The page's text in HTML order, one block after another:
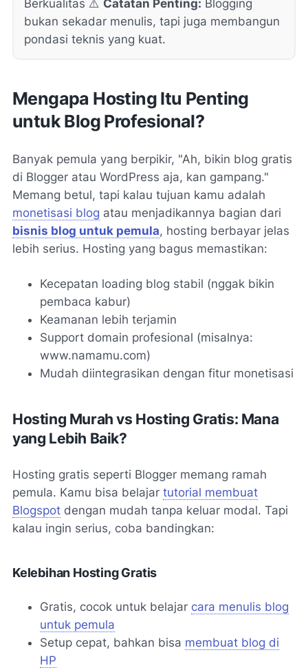
Berkualitas ⚠️ Catatan Penting: Blogging
bukan sekadar menulis, tapi juga membangun
pondasi teknis yang kuat.
Mengapa Hosting Itu Penting
untuk Blog Profesional?
Banyak pemula yang berpikir, "Ah, bikin blog gratis
di Blogger atau WordPress aja, kan gampang."
Memang betul, tapi kalau tujuan kamu adalah
monetisasi blog atau menjadikannya bagian dari
bisnis blog untuk pemula, hosting berbayar jelas
lebih serius. Hosting yang bagus memastikan:
Kecepatan loading blog stabil (nggak bikin
pembaca kabur)
Keamanan lebih terjamin
Support domain profesional (misalnya:
www.namamu.com)
Mudah diintegrasikan dengan fitur monetisasi
Hosting Murah vs Hosting Gratis: Mana
yang Lebih Baik?
Hosting gratis seperti Blogger memang ramah
pemula. Kamu bisa belajar tutorial membuat
Blogspot dengan mudah tanpa keluar modal. Tapi
kalau ingin serius, coba bandingkan:
Kelebihan Hosting Gratis
Gratis, cocok untuk belajar cara menulis blog
untuk pemula
Setup cepat, bahkan bisa membuat blog di
HP